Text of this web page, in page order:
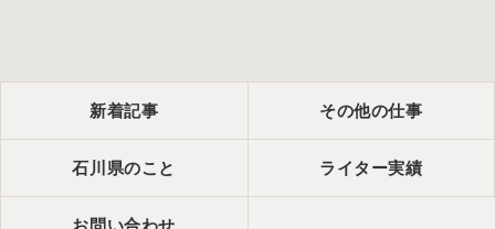
新着記事 その他の仕事
石川県のこと ライター実績
お問い合わせ